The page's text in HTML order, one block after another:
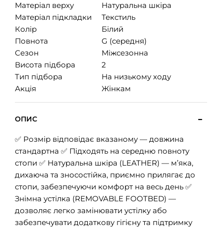
Матеріал верху
Натуральна шкіра
Матеріал підкладки
Текстиль
Колір
Білий
Повнота
G (середня)
Сезон
Міжсезонна
Висота підбора
2
Тип підбора
На низькому ходу
Акція
Жінкам
ОПИС
✅ Розмір відповідає вказаному — довжина
стандартна ✅ Підходять на середню повноту
стопи ✅ Натуральна шкіра (LEATHER) — м’яка,
дихаюча та зносостійка, приємно прилягає до
стопи, забезпечуючи комфорт на весь день ✅
Знімна устілка (REMOVABLE FOOTBED) —
дозволяє легко замінювати устілку або
забезпечувати додаткову гігієну та підтримку